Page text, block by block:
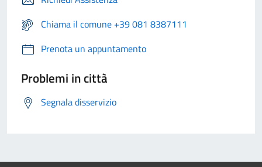
Chiama il comune +39 081 8387111
Prenota un appuntamento
Problemi in città
Segnala disservizio